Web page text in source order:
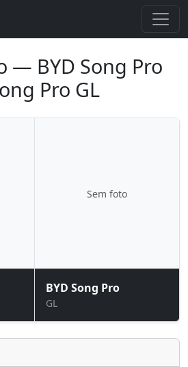
— BYD Song Pro
Pro GL
Sem foto
BYD Song Pro
GL